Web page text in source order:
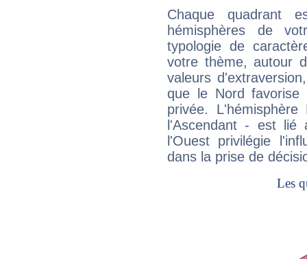
Chaque quadrant
hémisphères de
typologie de
votre thème, autour
valeurs
que le Nord favorise
privée.
l'Ascendant - est
l'Ouest privilégie
dans la prise de